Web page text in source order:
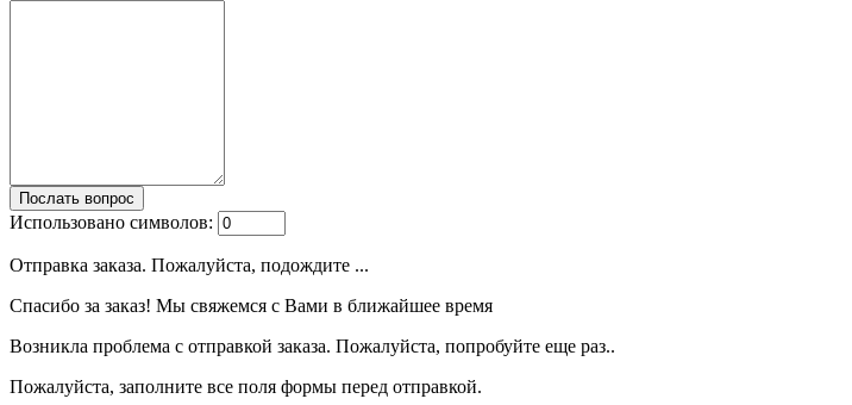
Использовано символов:
Отправка заказа. Пожалуйста, подождите ...
Спасибо за заказ! Мы свяжемся с Вами в ближайшее время
Возникла проблема с отправкой заказа. Пожалуйста, попробуйте еще раз..
Пожалуйста, заполните все поля формы перед отправкой.